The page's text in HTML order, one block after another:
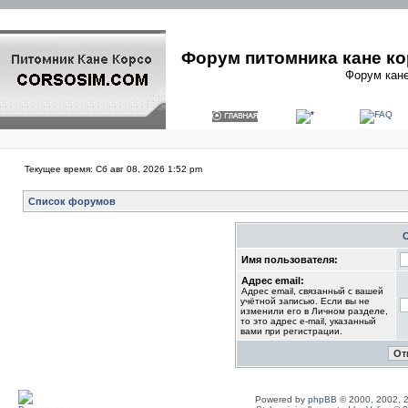
Форум питомника кане
Форум
Текущее время: Сб авг 08, 2026 1:52 pm
Список форумов
Имя пользователя:
Адрес email:
Адрес email, связанный с вашей
учётной записью. Если вы не
изменили его в Личном разделе,
то это адрес e-mail, указанный
вами при регистрации.
Powered by phpBB © 2000, 2002,